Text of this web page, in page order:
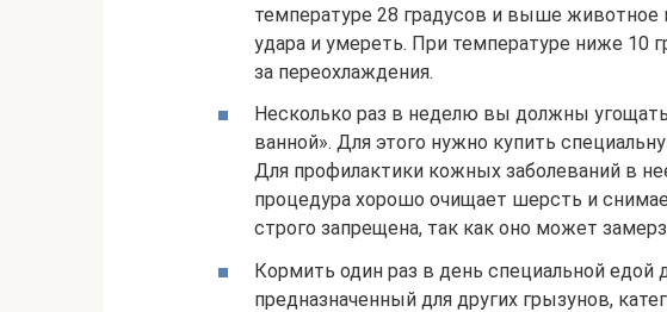
температуре 28 градусов и выше животное
удара и умереть. При температуре ниже 10
за переохлаждения.
Несколько раз в неделю вы должны
ванной». Для этого нужно купить
Для профилактики кожных заболеваний в
процедура хорошо очищает шерсть и
строго запрещена, так как оно может
Кормить один раз в день специальной
предназначенный для других грызунов,